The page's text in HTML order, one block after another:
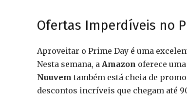
Ofertas Imperdíveis no
Aproveitar o Prime Day é uma
Nesta semana, a Amazon oferece
Nuuvem também está cheia de
descontos incríveis que chegam até